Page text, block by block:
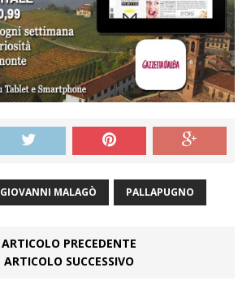
GIOVANNI MALAGÒ PALLAPUGNO
ARTICOLO PRECEDENTE
ARTICOLO SUCCESSIVO